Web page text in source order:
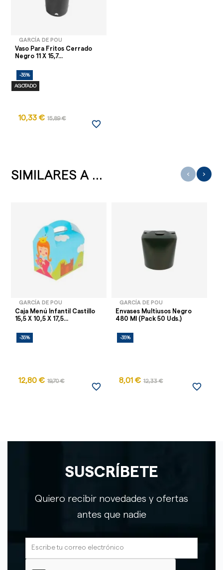
GARCÍA DE POU
Vaso Para Fritos Cerrado
Negro 11 X 15,7...
-35%
AGOTADO
10,33 € 15,89 €
favorite_border
SIMILARES A ...
GARCÍA DE POU
Caja Menú Infantil Castillo
15,5 X 10,5 X 17,5...
-35%
12,80 € 19,70 €
favorite_border
GARCÍA DE POU
Envases Multiusos Negro
480 Ml (Pack 50 Uds.)
-35%
8,01 € 12,33 €
favorite_border
‹ ›
SUSCRÍBETE
Quiero recibir novedades y ofertas
antes que nadie